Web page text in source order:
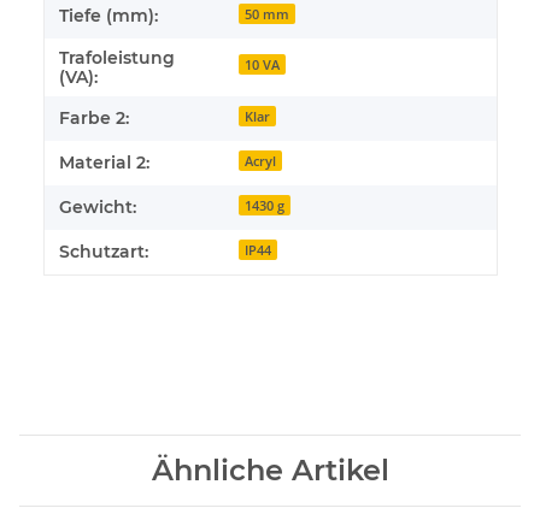
Tiefe (mm): 50 mm
Trafoleistung
(VA):
10 VA
Farbe 2: Klar
Material 2: Acryl
Gewicht: 1430 g
Schutzart: IP44
Ähnliche Artikel